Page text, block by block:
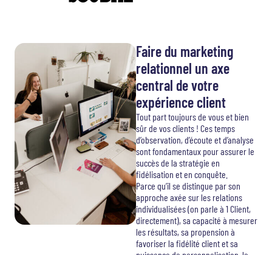
Faire du marketing
relationnel un axe
central de votre
expérience client
Tout part toujours de vous et bien
sûr de vos clients ! Ces temps
d’observation, d’écoute et d’analyse
sont fondamentaux pour assurer le
succès de la stratégie en
fidélisation et en conquête.
Parce qu’il se distingue par son
approche axée sur les relations
individualisées (on parle à 1 Client,
directement), sa capacité à mesurer
les résultats, sa propension à
favoriser la fidélité client et sa